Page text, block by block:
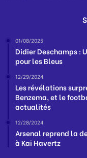
01/08/2025
Didier Deschamps :
pour les Bleus
12/29/2024
Les révélations
Benzema, et le
actualités
12/28/2024
Arsenal reprend la
à Kai Havertz